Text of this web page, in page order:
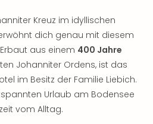
Kreuz im idyllischen
dich genau mit diesem
aus einem 400 Jahre
Johanniter Ordens, ist das
im Besitz der Familie Liebich.
Urlaub am Bodensee
vom Alltag.